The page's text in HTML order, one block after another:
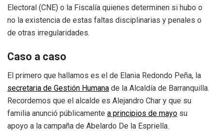
Electoral (CNE) o la Fiscalía quienes determinen si hubo o
no la existencia de estas faltas disciplinarias y penales o
de otras irregularidades.
Caso a caso
El primero que hallamos es el de Elania Redondo Peña, la
secretaria de Gestión Humana de la Alcaldía de Barranquilla.
Recordemos que el alcalde es Alejandro Char y que su
familia anunció públicamente a principios de mayo su
apoyo a la campaña de Abelardo De la Espriella.